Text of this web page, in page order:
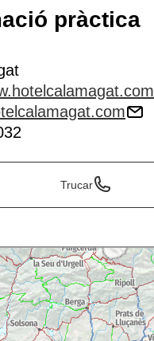
pràctica
Trucar